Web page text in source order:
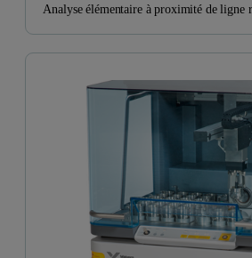
Analyse élémentaire à proximité de ligne